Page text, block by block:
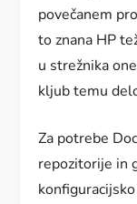
povečanem
to znana HP
u strežnika
kljub temu
Za potrebe
repozitorije in